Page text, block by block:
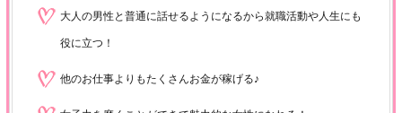
大人の男性と普通に話せるようになるから就職活動や人生にも
役に立つ！
他のお仕事よりもたくさんお金が稼げる♪